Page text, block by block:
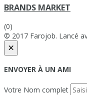
BRANDS MARKET
(0)
© 2017 Farojob. Lancé
×
ENVOYER À UN AMI
Votre Nom complet